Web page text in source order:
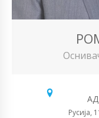
Русија,